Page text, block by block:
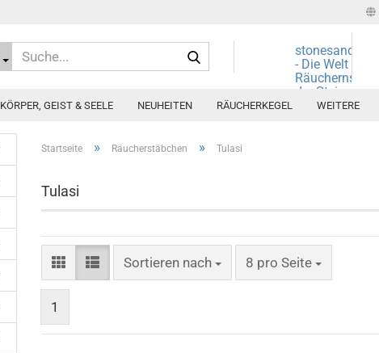
stonesandmore
- Die Welt des
Räucherns und
der Steine!
KÖRPER, GEIST & SEELE NEUHEITEN RÄUCHERKEGEL WEITERE
Startseite » Räucherstäbchen » Tulasi
Tulasi
Sortieren nach
Sortieren nach 8 pro Seite
pro Seite
1